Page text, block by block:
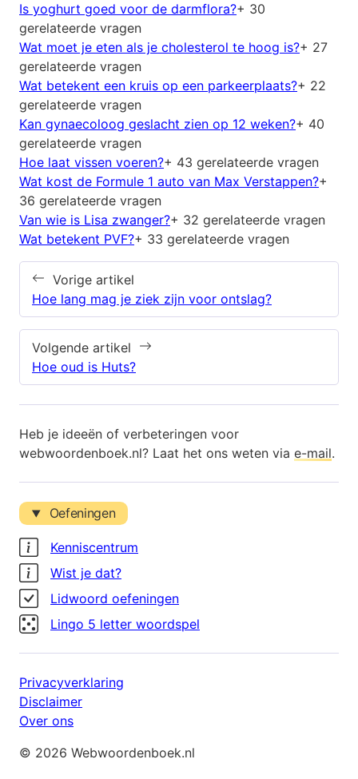
Is yoghurt goed voor de darmflora?+ 30
gerelateerde vragen
Wat moet je eten als je cholesterol te hoog is?+ 27
gerelateerde vragen
Wat betekent een kruis op een parkeerplaats?+ 22
gerelateerde vragen
Kan gynaecoloog geslacht zien op 12 weken?+ 40
gerelateerde vragen
Hoe laat vissen voeren?+ 43 gerelateerde vragen
Wat kost de Formule 1 auto van Max Verstappen?+
36 gerelateerde vragen
Van wie is Lisa zwanger?+ 32 gerelateerde vragen
Wat betekent PVF?+ 33 gerelateerde vragen
Vorige artikel
Hoe lang mag je ziek zijn voor ontslag?
Volgende artikel
Hoe oud is Huts?
Heb je ideeën of verbeteringen voor
webwoordenboek.nl? Laat het ons weten via e-mail.
Oefeningen
Kenniscentrum
Wist je dat?
Lidwoord oefeningen
Lingo 5 letter woordspel
Privacyverklaring
Disclaimer
Over ons
© 2026 Webwoordenboek.nl